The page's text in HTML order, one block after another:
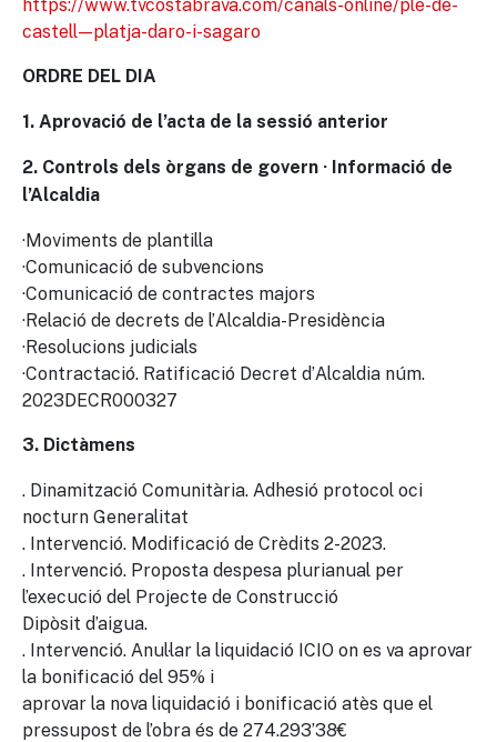
https://www.tvcostabrava.com/canals-online/ple-de-
castell—platja-daro-i-sagaro
ORDRE DEL DIA
1. Aprovació de l’acta de la sessió anterior
2. Controls dels òrgans de govern · Informació de
l’Alcaldia
·Moviments de plantilla
·Comunicació de subvencions
·Comunicació de contractes majors
·Relació de decrets de l’Alcaldia-Presidència
·Resolucions judicials
·Contractació. Ratificació Decret d’Alcaldia núm.
2023DECR000327
3. Dictàmens
. Dinamització Comunitària. Adhesió protocol oci
nocturn Generalitat
. Intervenció. Modificació de Crèdits 2-2023.
. Intervenció. Proposta despesa plurianual per
l’execució del Projecte de Construcció
Dipòsit d’aigua.
. Intervenció. Anul·lar la liquidació ICIO on es va aprovar
la bonificació del 95% i
aprovar la nova liquidació i bonificació atès que el
pressupost de l’obra és de 274.293’38€